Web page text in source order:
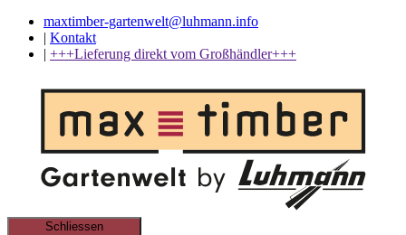
maxtimber-gartenwelt@luhmann.info
| Kontakt
| +++Lieferung direkt vom Großhändler+++
Schliessen